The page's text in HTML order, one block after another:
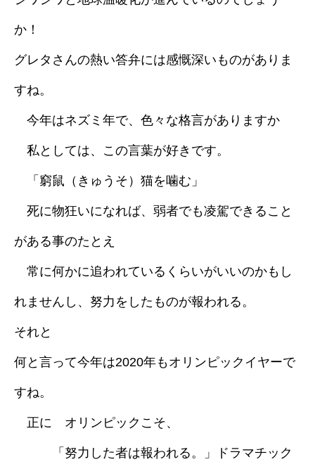
か！
グレタさんの熱い答弁には感慨深いものがありま
すね。
今年はネズミ年で、色々な格言がありますか
私としては、この言葉が好きです。
「窮鼠（きゅうそ）猫を噛む」
死に物狂いになれば、弱者でも凌駕できること
がある事のたとえ
常に何かに追われているくらいがいいのかもし
れませんし、努力をしたものが報われる。
それと
何と言って今年は2020年もオリンピックイヤーで
すね。
正に オリンピックこそ、
「努力した者は報われる。」ドラマチック